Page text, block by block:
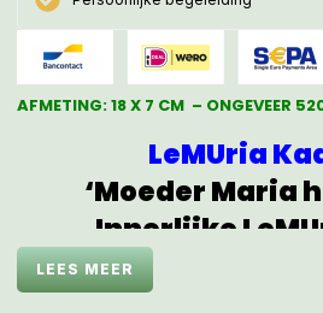
AFMETING: 18 X 7 CM – ONGEVEER
LeMUria
‘Moeder Maria
Innerlijke
Gewijd door
LEES MEER